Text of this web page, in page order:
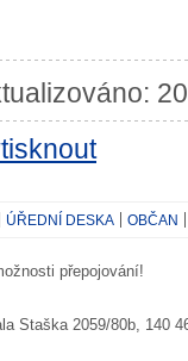
ÚŘEDNÍ DESKA OBČAN
přepojování!
Staška 2059/80b, 140